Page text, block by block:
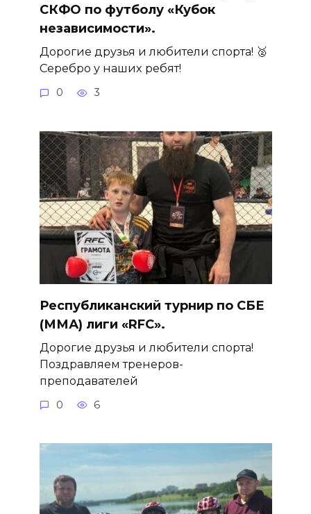
СКФО по футболу «Кубок
независимости».
Дорогие друзья и любители спорта! 🥈
Серебро у наших ребят!
0 3
Республиканский турнир по СБЕ
(ММА) лиги «RFC».
Дорогие друзья и любители спорта!
Поздравляем тренеров-
преподавателей
0 6